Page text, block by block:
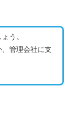
う。
、管理会社に支